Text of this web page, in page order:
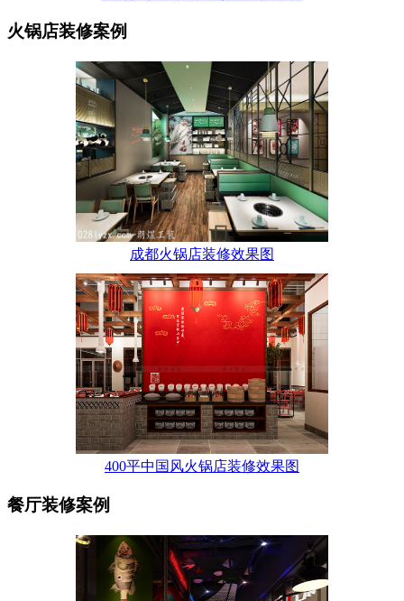
火锅店装修案例
成都火锅店装修效果图
400平中国风火锅店装修效果图
餐厅装修案例